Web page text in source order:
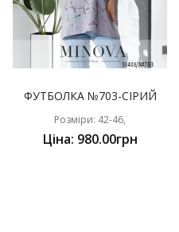
ФУТБОЛКА №703-СІРИЙ
Розміри: 42-46,
Ціна: 980.00грн